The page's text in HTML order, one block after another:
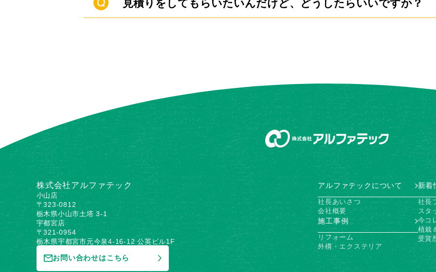
住まいに関する事であればどんなことでも対応いたしますの
下さい。
見積りをしてもらいたいんだけど、どうしたらいいですか？
株式会社アルファテック
小山店
〒323-0812
栃木県小山市土塔 3-1
宇都宮店
〒321-0954
栃木県宇都宮市元今泉4-16-12 公英ビル1F
お問い合わせはこちら
アルファテックについて
社長あいさつ
会社概要
施工事例
リフォーム
外構・エクステリア
新着
社長
スタ
今コ
植栽
受賞